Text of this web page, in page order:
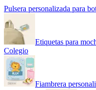
Pulsera personalizada para
Etiquetas para
Colegio
Fiambrera